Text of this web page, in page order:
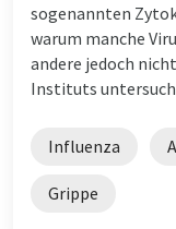
sogenannten
warum manche
andere jedoch
Instituts
Influenza
Grippe